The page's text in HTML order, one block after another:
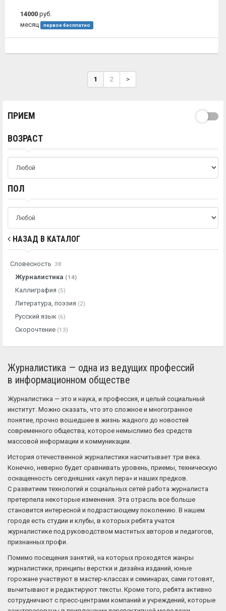
14000 руб.
месяц
первое бесплатно
1 2 >
ПРИЕМ
ВОЗРАСТ
ПОЛ
НАЗАД В КАТАЛОГ
Словесность 38
Журналистика (14)
Каллиграфия (5)
Литература, поэзия (2)
Русский язык (6)
Скорочтение (13)
Журналистика — одна из ведущих профессий
в информационном обществе
Журналистика — это и наука, и профессия, и целый социальный
институт. Можно сказать, что это сложное и многогранное
понятие, прочно вошедшее в жизнь жадного до новостей
современного общества, которое немыслимо без средств
массовой информации и коммуникации.
История отечественной журналистики насчитывает три века.
Конечно, неверно будет сравнивать уровень, приемы, техническую
оснащенность сегодняшних «акул пера» и наших предков.
С развитием технологий и социальных сетей работа журналиста
претерпела некоторые изменения. Эта отрасль все больше
становится интересной и подрастающему поколению. В нашем
городе есть студии и клубы, в которых ребята учатся
журналистике под руководством маститых авторов и педагогов,
признанных профи.
Помимо посещения занятий, на которых проходятся жанры
журналистики, принципы верстки и дизайна изданий, юные
горожане участвуют в мастер-классах и семинарах, сами готовят,
вычитывают и редактируют тексты. Кроме того, ребята активно
сотрудничают с пресс-центрами компаний и учреждений, которые